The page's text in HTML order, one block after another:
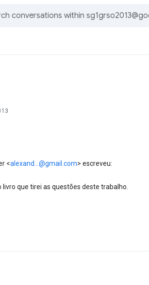
<alexand...@gmail.com> escreveu:
que tirei as questões deste trabalho.